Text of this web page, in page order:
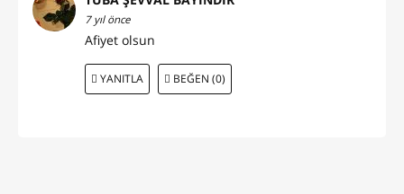
7 yıl önce
Afiyet olsun
YANITLA BEĞEN (0)